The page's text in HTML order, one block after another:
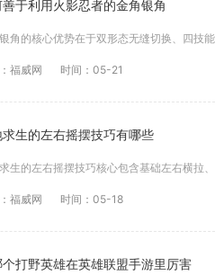
于利用火影忍者的金角银角
福威网 时间：05-21
生的左右摇摆技巧有哪些
福威网 时间：05-18
打野英雄在英雄联盟手游里厉害